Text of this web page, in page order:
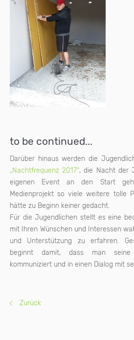
to be continued...
Darüber hinaus werden die
„Nachtfrequenz 2017“, die Nacht der
eigenen Event an den Start
Medienprojekt so viele weitere tolle
hätte zu Beginn keiner gedacht.
Für die Jugendlichen stellt es eine
mit Ihren Wünschen und Interessen
und Unterstützung zu erfahren.
beginnt damit, dass man seine
kommuniziert und in einen Dialog mit
Zurück